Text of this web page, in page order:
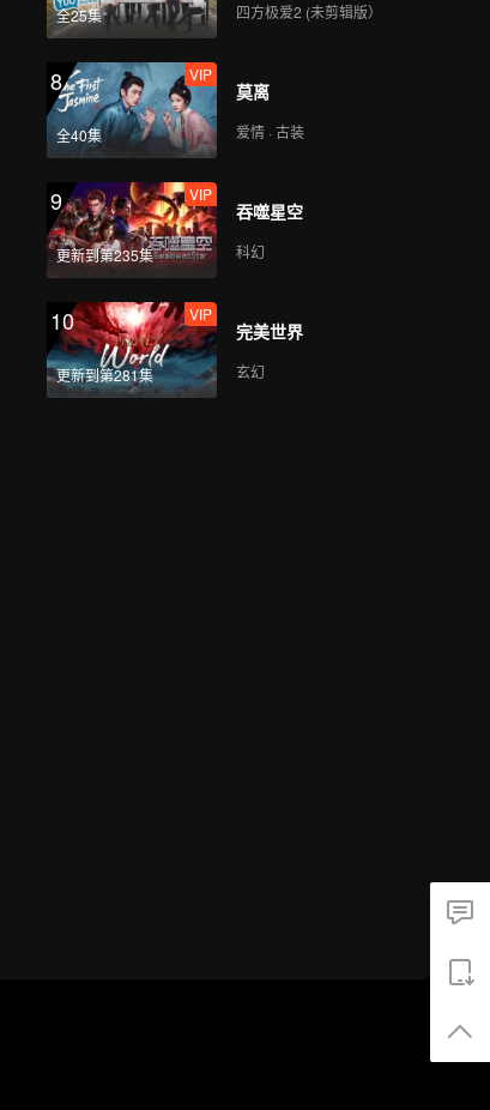
全25集 四方极爱2 (未剪辑版）
8
全40集
VIP
莫离
爱情 · 古装
9
更新到第235集
VIP
吞噬星空
科幻
10
更新到第281集
VIP
完美世界
玄幻